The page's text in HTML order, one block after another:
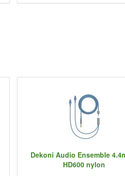
Dekoni Audio Ensemble
HD600 nylon